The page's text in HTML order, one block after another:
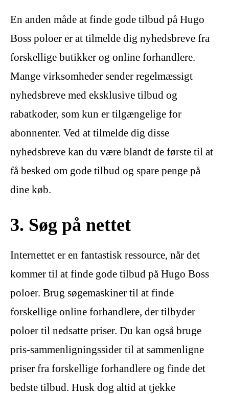
En anden måde at finde gode tilbud på Hugo
Boss poloer er at tilmelde dig nyhedsbreve fra
forskellige butikker og online forhandlere.
Mange virksomheder sender regelmæssigt
nyhedsbreve med eksklusive tilbud og
rabatkoder, som kun er tilgængelige for
abonnenter. Ved at tilmelde dig disse
nyhedsbreve kan du være blandt de første til at
få besked om gode tilbud og spare penge på
dine køb.
3. Søg på nettet
Internettet er en fantastisk ressource, når det
kommer til at finde gode tilbud på Hugo Boss
poloer. Brug søgemaskiner til at finde
forskellige online forhandlere, der tilbyder
poloer til nedsatte priser. Du kan også bruge
pris-sammenligningssider til at sammenligne
priser fra forskellige forhandlere og finde det
bedste tilbud. Husk dog altid at tjekke